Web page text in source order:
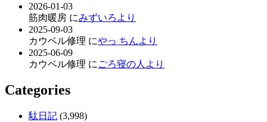
2026-01-03
筋肉暖房 にみずいろより
2025-09-03
カウベル修理 にやっ ちんより
2025-06-09
カウベル修理 に ごろ寝の人より
Categories
駄日記 (3,998)